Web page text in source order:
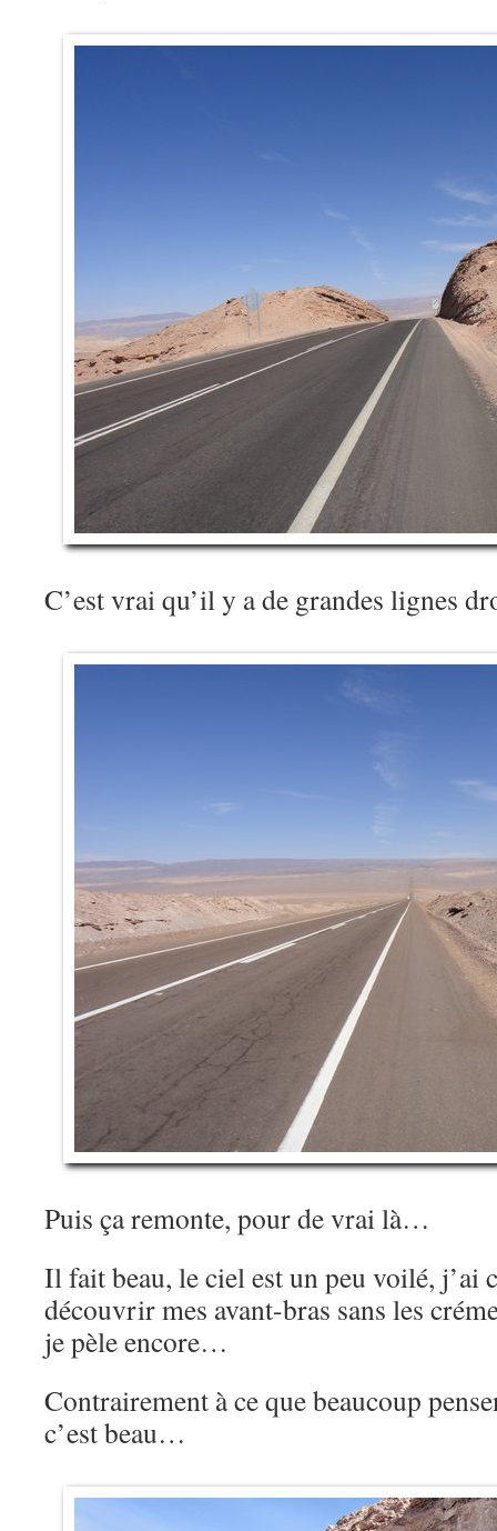
C’est vrai qu’il y a de grandes lignes
Puis ça remonte, pour de vrai là…
Il fait beau, le ciel est un peu voilé, j’ai
découvrir mes avant-bras sans les
je pèle encore…
Contrairement à ce que beaucoup
c’est beau…